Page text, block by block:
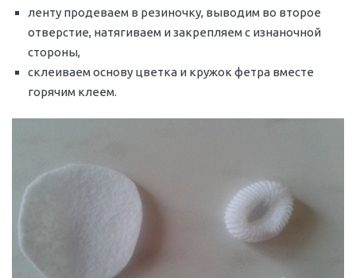
ленту продеваем в резиночку, выводим во второе
отверстие, натягиваем и закрепляем с изнаночной
стороны,
склеиваем основу цветка и кружок фетра вместе
горячим клеем.